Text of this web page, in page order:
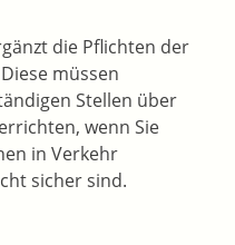
die Pflichten der
müssen
Stellen über
wenn Sie
in Verkehr
sicher sind.